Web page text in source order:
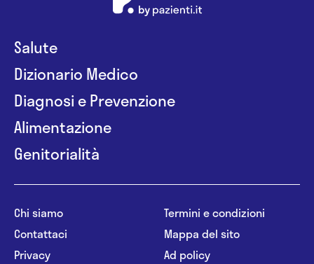
Salute
Dizionario Medico
Diagnosi e Prevenzione
Alimentazione
Genitorialità
Chi siamo
Contattaci
Privacy
Termini e condizioni
Mappa del sito
Ad policy